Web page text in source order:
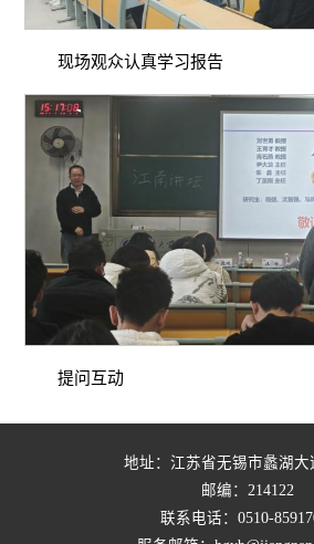
现场观众认真学习报告
提问互动
地址：江苏省无锡市蠡湖大
邮编：214122
联系电话：0510-